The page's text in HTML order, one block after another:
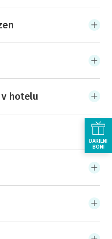
hotelu
DARILNI
BONI